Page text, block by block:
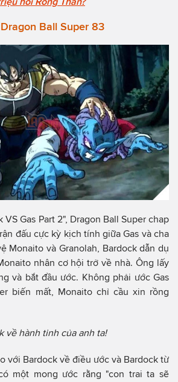
Ball Super 83
Gas Part 2", Dragon Ball Super chap
đấu cực kỳ kịch tính giữa Gas và cha
Monaito và Granolah, Bardock dẫn dụ
nhân cơ hội trở về nhà. Ông lấy
và bắt đầu ước. Không phải ước Gas
biến mất, Monaito chỉ cầu xin rồng
về hành tinh của anh ta!
với Bardock về điều ước và Bardock từ
một mong ước rằng "con trai ta sẽ